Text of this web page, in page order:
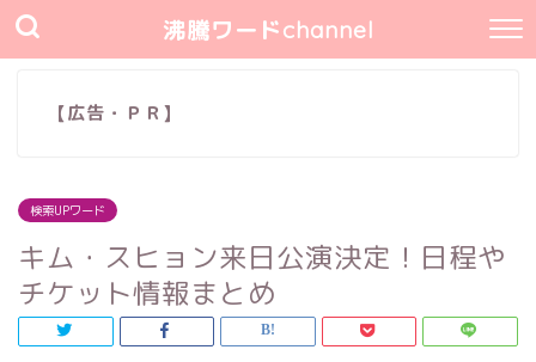
沸騰ワードchannel
【広告・ＰＲ】
検索UPワード
キム・スヒョン来日公演決定！日程や
チケット情報まとめ